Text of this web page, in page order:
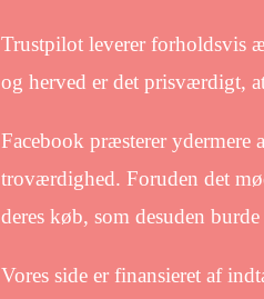
Trustpilot leverer forholdsvis
og herved er det prisværdigt,
Facebook præsterer
troværdighed. Foruden det
deres køb, som desuden
Vores side er finansieret af